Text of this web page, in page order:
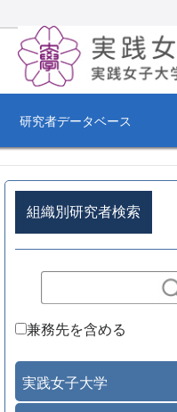
研究者データベース
組織別研究者検索
兼務先を含める
実践女子大学